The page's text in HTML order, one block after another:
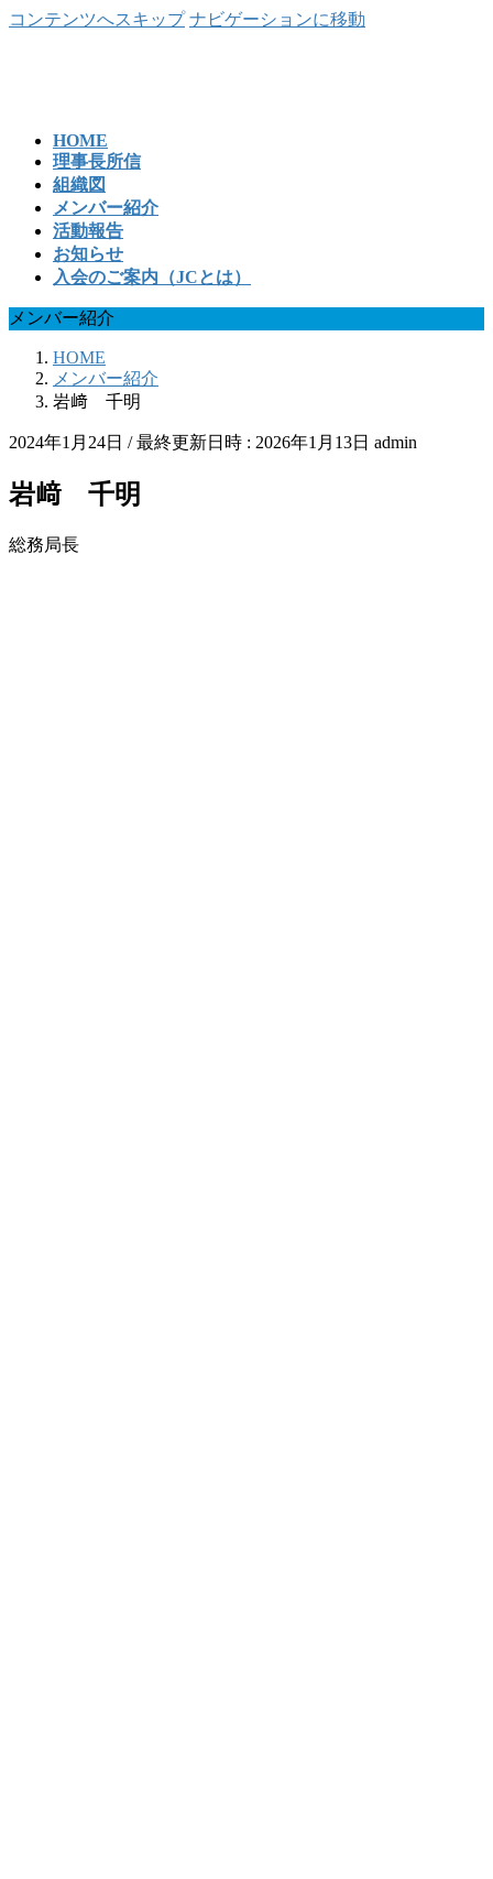
コンテンツへスキップ ナビゲーションに移動
HOME
理事長所信
組織図
メンバー紹介
活動報告
お知らせ
入会のご案内（JCとは）
メンバー紹介
HOME
メンバー紹介
岩﨑 千明
2024年1月24日 / 最終更新日時 : 2026年1月13日 admin
岩﨑 千明
総務局長